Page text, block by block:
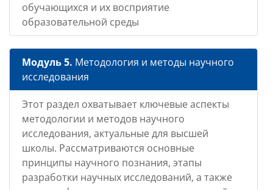
обучающихся и их восприятие
образовательной среды
Модуль 5. Методология и методы научного
исследования
Этот раздел охватывает ключевые аспекты
методологии и методов научного
исследования, актуальные для высшей
школы. Рассматриваются основные
принципы научного познания, этапы
разработки научных исследований, а также